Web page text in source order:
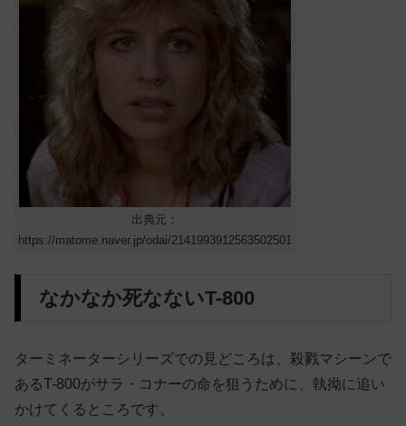
出典元：
https://matome.naver.jp/odai/2141993912563502501
なかなか死なないT-800
ターミネーターシリーズでの見どころは、殺戮マシーンで
あるT-800がサラ・コナーの命を狙うために、執拗に追い
かけてくるところです。